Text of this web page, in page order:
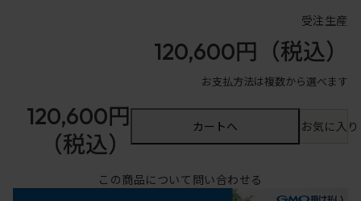
受注生産
120,600円 （税込）
お支払方法は複数から選べます
120,600円
（税込）
カートへ お気に入
この商品について問い合わせる